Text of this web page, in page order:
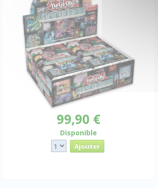
99,90 €
Disponible